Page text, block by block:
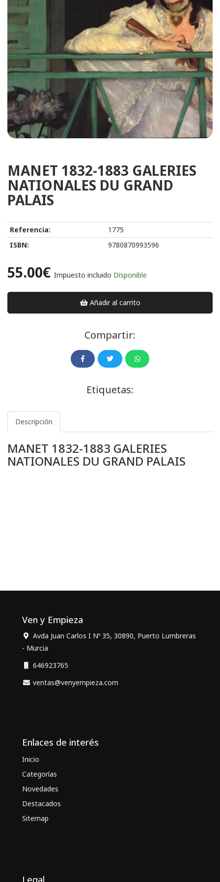
MANET 1832-1883 GALERIES
NATIONALES DU GRAND
PALAIS
Referencia:
1775
ISBN:
9780870993596
55.00€ Impuesto incluido Disponible
Añadir al carrito
Compartir:
Etiquetas:
Descripción
MANET 1832-1883 GALERIES
NATIONALES DU GRAND PALAIS
Ven y Empieza
Avda Juan Carlos I Nº 35, 30890, Puerto Lumbreras
- Murcia
646923765
ventas@venyempieza.com
Enlaces de interés
Inicio
Categorías
Novedades
Destacados
Sitemap